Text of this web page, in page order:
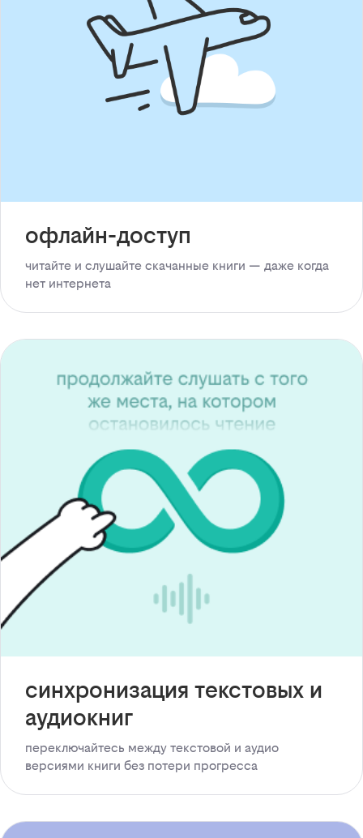
офлайн-доступ
читайте и слушайте скачанные книги — даже когда
нет интернета
синхронизация текстовых и
аудиокниг
переключайтесь между текстовой и аудио
версиями книги без потери прогресса